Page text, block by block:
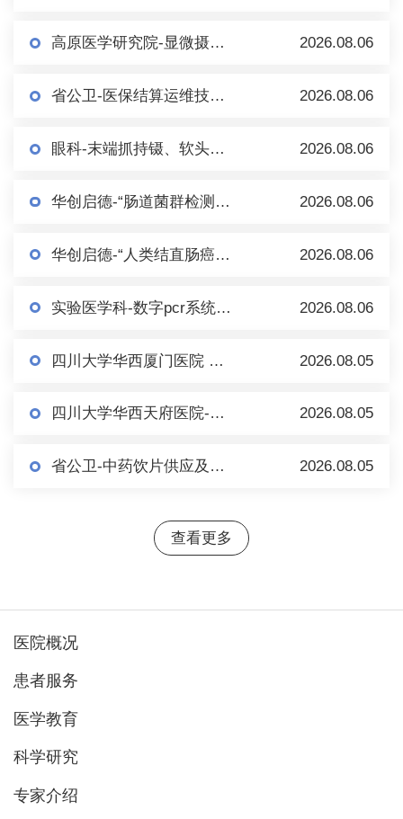
高原医学研究院-显微摄像系统（倒置） 市场调研 2026.08.06
省公卫-医保结算运维技术服务市场调研 2026.08.06
眼科-末端抓持镊、软头移液手柄、内界膜镊等眼科耗材/手术器械 市场调研 2026.08.06
华创启德-“肠道菌群检测+肠菌制备”项目市场调研 2026.08.06
华创启德-“人类结直肠癌多基因甲基化检测（血液）试剂盒及配套设备” 市场调研 2026.08.06
实验医学科-数字pcr系统及配套试剂耗材-单一来源公示 2026.08.06
四川大学华西厦门医院 市场调研一批 2026.08.05
四川大学华西天府医院-自动配药机（医用抽吸泵）市场调研 2026.08.05
省公卫-中药饮片供应及相关服务市场调研（第二轮） 2026.08.05
查看更多
医院概况
患者服务
医学教育
科学研究
专家介绍